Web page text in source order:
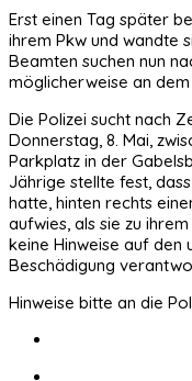
Erst einen Tag später
ihrem Pkw und wandte
Beamten suchen nun
möglicherweise an
Die Polizei sucht nach
Donnerstag, 8. Mai,
Parkplatz in der
Jährige stellte fest,
hatte, hinten rechts
aufwies, als sie zu
keine Hinweise auf den
Beschädigung
Hinweise bitte an die